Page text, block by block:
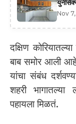
Nov
दक्षिण
बाब समोर आली
यांचा संबंध
शहरी
पहायला मिळतं.